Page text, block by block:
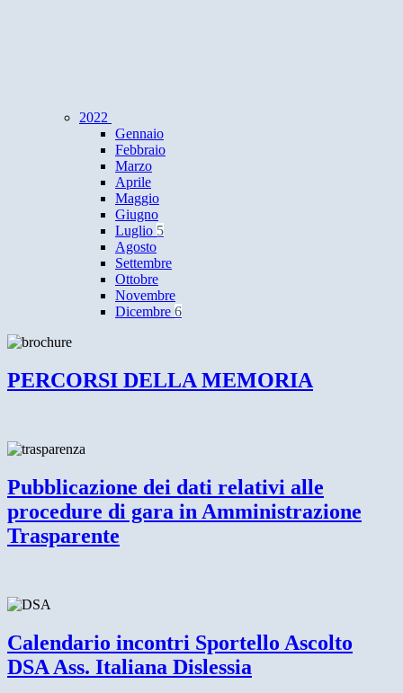
2022
Gennaio
Febbraio
Marzo
Aprile
Maggio
Giugno
Luglio 5
Agosto
Settembre
Ottobre
Novembre
Dicembre 6
PERCORSI DELLA MEMORIA
Pubblicazione dei dati relativi alle
procedure di gara in Amministrazione
Trasparente
Calendario incontri Sportello Ascolto
DSA Ass. Italiana Dislessia